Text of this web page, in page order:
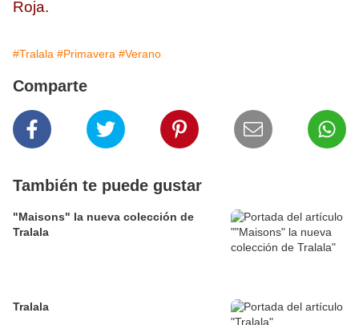
Roja.
#Tralala #Primavera #Verano
Comparte
También te puede gustar
"Maisons" la nueva colección de
Tralala
Tralala